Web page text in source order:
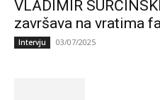
VLADIMIR
završava na vratima
Intervju 03/07/2025